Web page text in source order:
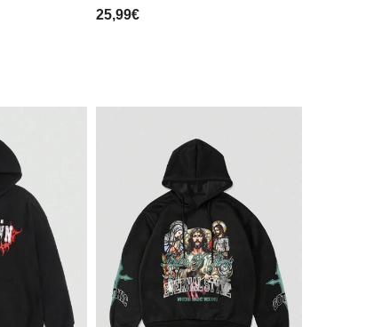
25,99€